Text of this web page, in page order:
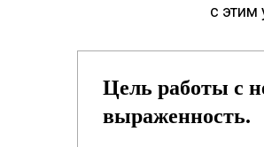
с этим
Цель работы с
выраженность.